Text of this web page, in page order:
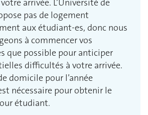
arrivée. L’Université de
pas de logement
aux étudiant-es, donc nous
à commencer vos
que possible pour anticiper
difficultés à votre arrivée.
domicile pour l’année
nécessaire pour obtenir le
étudiant.